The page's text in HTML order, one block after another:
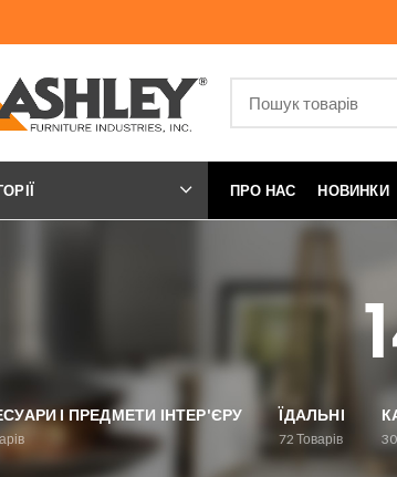
ПРО НАС НОВИНКИ
І ПРЕДМЕТИ ІНТЕР'ЄРУ ЇДАЛЬНІ
72 Товарів 30